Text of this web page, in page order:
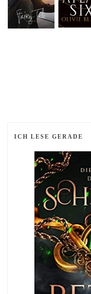
ICH LESE GERADE